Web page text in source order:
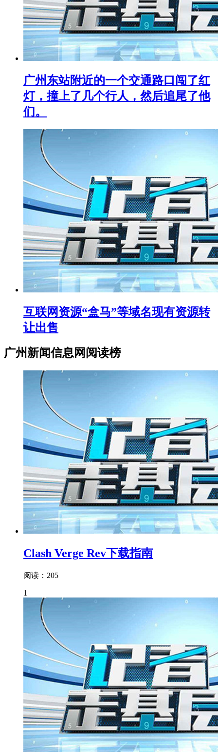
广州东站附近的一个交通路口闯了红
灯，撞上了几个行人，然后追尾了他
们。
互联网资源“盒马”等域名现有资源转
让出售
广州新闻信息网阅读榜
Clash Verge Rev下载指南
阅读：205
1